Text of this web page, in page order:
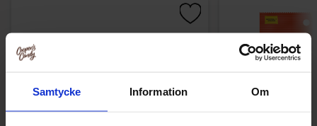
Samtycke Information Om